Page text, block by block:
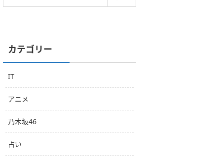
カテゴリー
IT
アニメ
乃木坂46
占い